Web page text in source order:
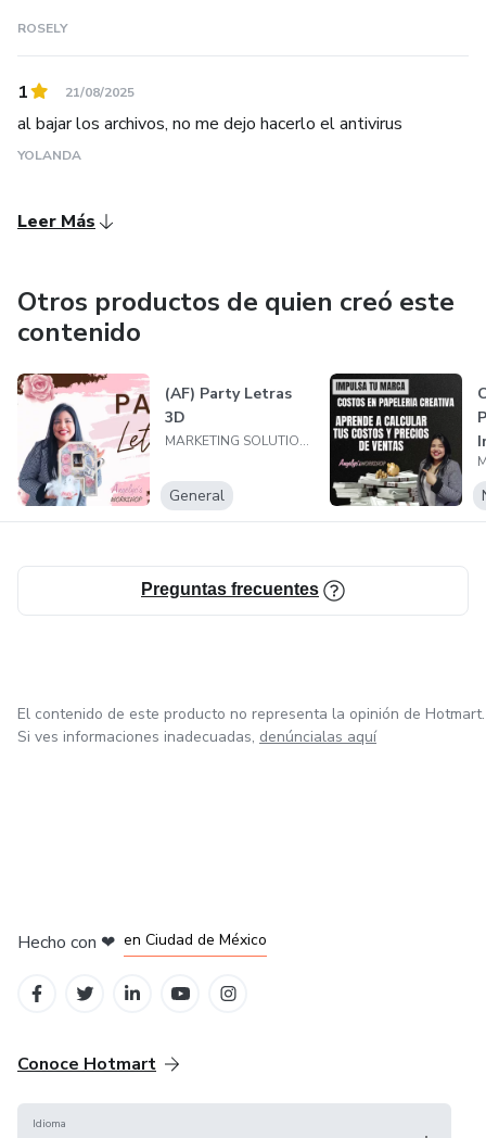
ROSELY
1 21/08/2025
al bajar los archivos, no me dejo hacerlo el antivirus
YOLANDA
Leer Más
Otros productos de quien creó este
contenido
(AF) Party Letras
3D
MARKETING SOLUTIONS SPA
General
Preguntas frecuentes
El contenido de este producto no representa la opinión de Hotmart.
Si ves informaciones inadecuadas, denúncialas aquí
Hecho con ❤ en Ciudad de México
Conoce Hotmart
Idioma